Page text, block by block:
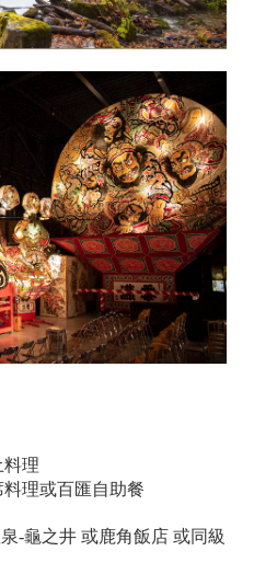
料理
理或百匯自助餐
-龜之井 或鹿角飯店 或同級